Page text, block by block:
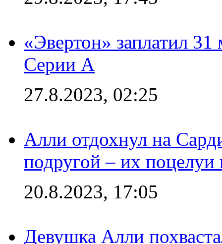
«Эвертон» заплатил
Серии А
27.8.2023, 02:25
Алли отдохнул на
подругой – их поцелуи
20.8.2023, 17:05
Девушка Алли